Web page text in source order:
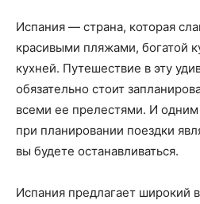
Испания — страна, которая
красивыми пляжами, богатой
кухней. Путешествие в эту
обязательно стоит
всеми ее прелестями. И
при планировании поездки
вы будете останавливаться.
Испания предлагает широкий